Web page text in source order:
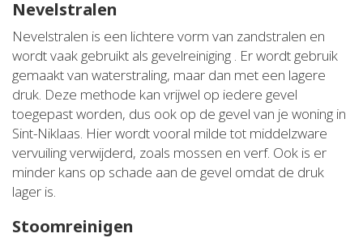
Nevelstralen
Nevelstralen is een lichtere vorm van zandstralen en
wordt vaak gebruikt als gevelreiniging . Er wordt gebruik
gemaakt van waterstraling, maar dan met een lagere
druk. Deze methode kan vrijwel op iedere gevel
toegepast worden, dus ook op de gevel van je woning in
Sint-Niklaas. Hier wordt vooral milde tot middelzware
vervuiling verwijderd, zoals mossen en verf. Ook is er
minder kans op schade aan de gevel omdat de druk
lager is.
Stoomreinigen